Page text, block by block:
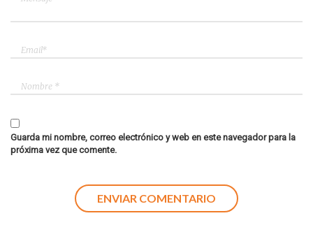
Guarda mi nombre, correo electrónico y web en este navegador para la
próxima vez que comente.